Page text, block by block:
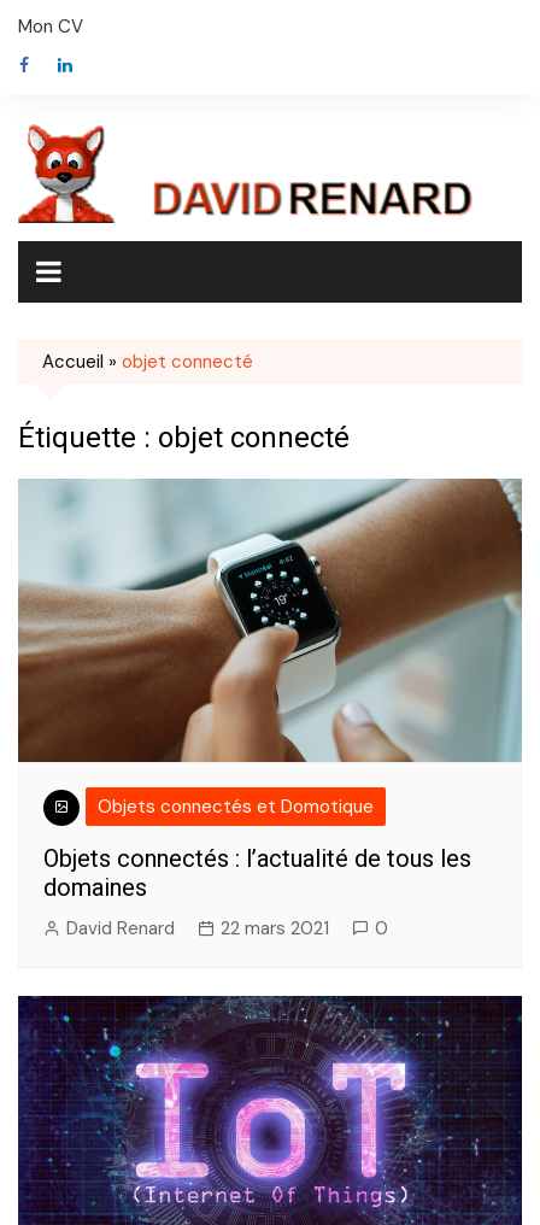
Skip
content
Mon CV
Accueil » objet connecté
Étiquette : objet connecté
Objets connectés et Domotique
Objets connectés : l’actualité de tous les
domaines
David Renard 22 mars 2021 0